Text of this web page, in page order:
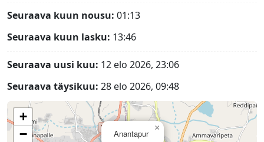
Seuraava kuun nousu: 01:13
Seuraava kuun lasku: 13:46
Seuraava uusi kuu: 12 elo 2026, 23:06
Seuraava täysikuu: 28 elo 2026, 09:48
Anantapur
×
+
−